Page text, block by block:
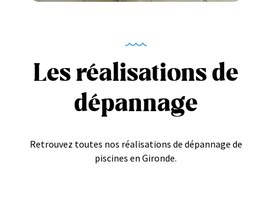
Les réalisations de
dépannage
Retrouvez toutes nos réalisations de dépannage de
piscines en Gironde.